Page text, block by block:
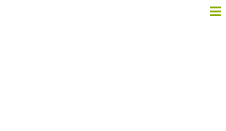
POSE DE PORTE ET CHÂSSIS